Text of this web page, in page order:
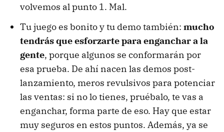
volvemos al punto 1. Mal.
Tu juego es bonito y tu demo también: mucho
tendrás que esforzarte para enganchar a la
gente, porque algunos se conformarán por
esa prueba. De ahí nacen las demos post-
lanzamiento, meros revulsivos para potenciar
las ventas: si no lo tienes, pruébalo, te vas a
enganchar, forma parte de eso. Hay que estar
muy seguros en estos puntos. Además, ya se